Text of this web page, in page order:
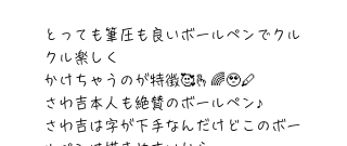
とっても筆圧も良いボールペンでクル
クル楽しく
かけちゃうのが特徴🥰🫰🌈🥹🖊
さわ吉本人も絶賛のボールペン♪
さわ吉は字が下手なんだけどこのボー